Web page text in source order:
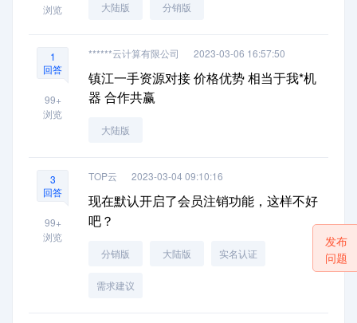
浏览
大陆版 分销版
1
回答
99+
浏览
******云计算有限公司 2023-03-06 16:57:50
镇江一手资源对接 价格优势 相当于我*机
器 合作共赢
大陆版
3
回答
99+
浏览
TOP云 2023-03-04 09:10:16
现在默认开启了会员注销功能，这样不好
吧？
分销版 大陆版 实名认证
需求建议
发布
问题